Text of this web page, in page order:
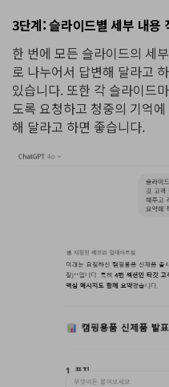
3단계: 슬라이드별 세부 내용
한 번에 모든 슬라이드의 세
로 나누어서 답변해 달라고
있습니다. 또한 각 슬라이드
도록 요청하고 청중의 기억
해 달라고 하면 좋습니다.